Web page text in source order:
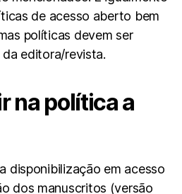
de acesso aberto bem
políticas devem ser
editora/revista.
na política a
disponibilização em acesso
dos manuscritos (versão